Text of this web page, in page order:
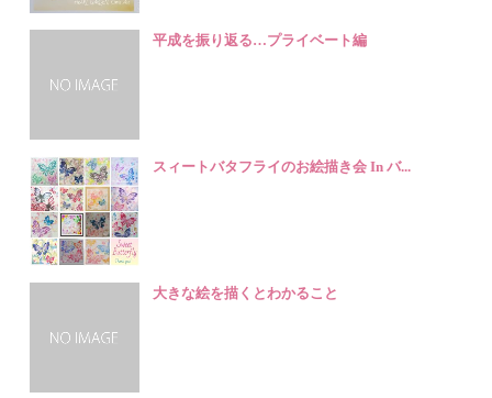
平成を振り返る…プライベート編
スィートバタフライのお絵描き会 In バ...
大きな絵を描くとわかること